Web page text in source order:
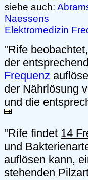
siehe auch:
Naessens
Elektromedizin
"Rife
der
Frequenz
der Nährlösung
und die
"Rife findet 14
und
auflösen kann,
stehenden